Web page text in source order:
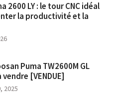
2600 LY : le tour CNC idéal
la productivité et la
Puma TW2600M GL
vendre [VENDUE]
2025